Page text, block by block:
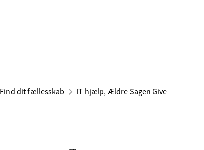
Find dit fællesskab IT hjælp, Ældre Sagen Give